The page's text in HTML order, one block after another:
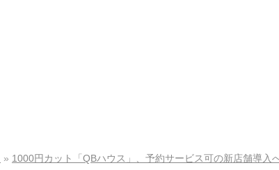
1000円カット「QBハウス」、予約サービス可の新店舗導